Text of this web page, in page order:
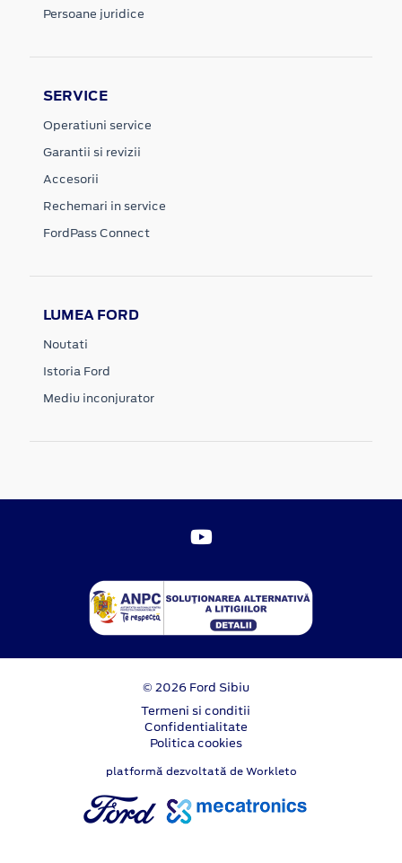
Persoane juridice
SERVICE
Operatiuni service
Garantii si revizii
Accesorii
Rechemari in service
FordPass Connect
LUMEA FORD
Noutati
Istoria Ford
Mediu inconjurator
© 2026 Ford Sibiu
Termeni si conditii
Confidentialitate
Politica cookies
platformă dezvoltată de Workleto